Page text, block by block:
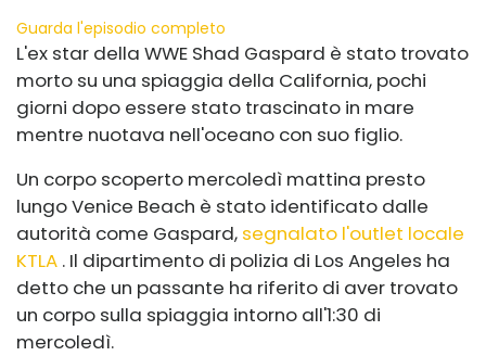
Guarda l'episodio completo
L'ex star della WWE Shad Gaspard è stato trovato
morto su una spiaggia della California, pochi
giorni dopo essere stato trascinato in mare
mentre nuotava nell'oceano con suo figlio.
Un corpo scoperto mercoledì mattina presto
lungo Venice Beach è stato identificato dalle
autorità come Gaspard, segnalato l'outlet locale
KTLA . Il dipartimento di polizia di Los Angeles ha
detto che un passante ha riferito di aver trovato
un corpo sulla spiaggia intorno all'1:30 di
mercoledì.